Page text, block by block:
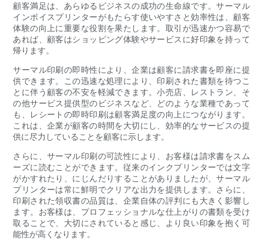
顧客満足は、あらゆるビジネスの成功の生命線です。サーマル
インボイスプリンターがもたらす使いやすさと効率性は、顧客
体験の向上に重要な役割を果たします。取引が迅速かつ容易で
あれば、顧客はショッピング体験やサービスに好印象を持って
帰ります。
サーマル印刷の即時性により、企業は顧客に請求書を即座に提
供できます。この迅速な処理により、印刷された書類を待つこ
とに伴う顧客の不安を軽減できます。小売店、レストラン、そ
の他サービス提供型のビジネスなど、どのような業種であって
も、レシートの即時印刷は顧客満足度の向上につながります。
これは、企業が顧客の時間を大切にし、効率的なサービスの提
供に尽力していることを顧客に示します。
さらに、サーマル印刷の可読性により、お客様は請求書をスム
ーズに読むことができます。従来のインクプリンターでは文字
がかすれたり、にじんだりすることがありましたが、サーマル
プリンターは常に鮮明でクリアな出力を提供します。さらに、
印刷された領収書の品質は、企業自体の評判にも大きく影響し
ます。お客様は、プロフェッショナルな仕上がりの書類を受け
取ることで、大切にされていると感じ、より良い印象を抱く可
能性が高くなります。